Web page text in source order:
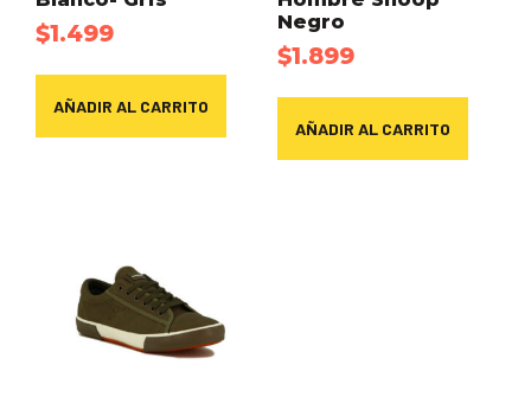
$1.499
AÑADIR AL CARRITO
Negro
$1.899
AÑADIR AL CARRITO